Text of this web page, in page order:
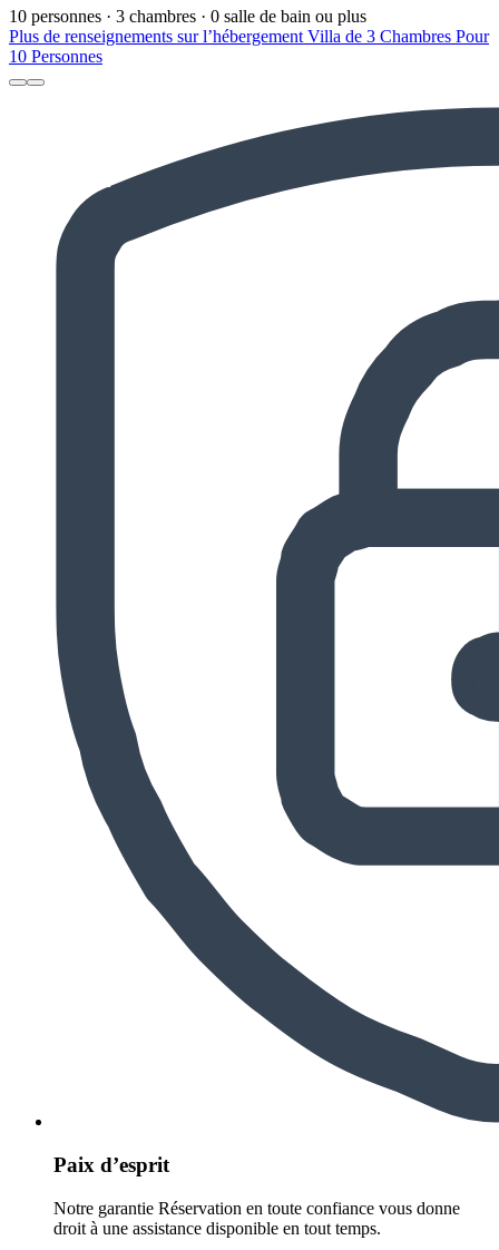
10 personnes · 3 chambres · 0 salle de bain ou plus
Plus de renseignements sur l’hébergement Villa de 3 Chambres Pour
10 Personnes
Paix d’esprit
Notre garantie Réservation en toute confiance vous donne
droit à une assistance disponible en tout temps.